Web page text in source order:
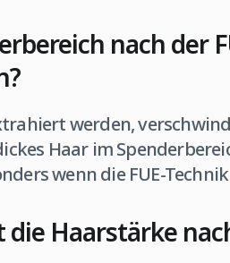
nach der
werden,
Haar im
wenn die FUE-
die Haarstärke